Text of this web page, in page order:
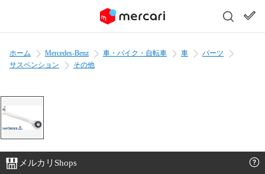
ホーム Mercedes-Benz 車・バイク・自転車 車
パーツ
サスペンション
その他
メルカリShops